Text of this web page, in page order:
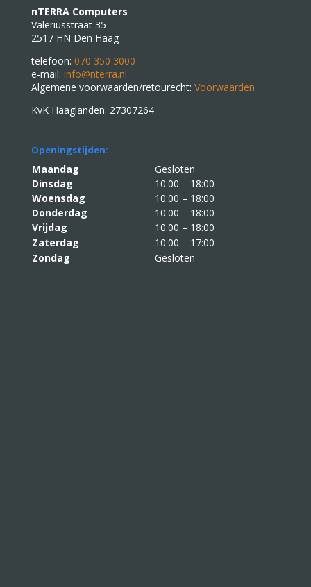
nTERRA Computers
Valeriusstraat 35
2517 HN Den Haag
telefoon: 070 350 3000
e-mail: info@nterra.nl
Algemene voorwaarden/retourecht: Voorwaarden
KvK Haaglanden: 27307264
Openingstijden:
Maandag
Gesloten
Dinsdag
10:00 – 18:00
Woensdag
10:00 – 18:00
Donderdag
10:00 – 18:00
Vrijdag
10:00 – 18:00
Zaterdag
10:00 – 17:00
Zondag
Gesloten